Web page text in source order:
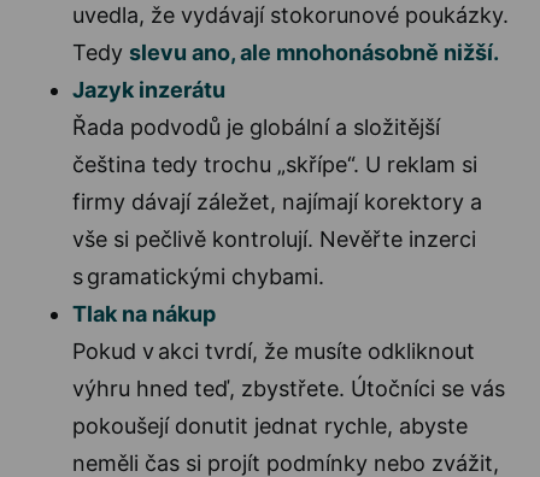
uvedla, že vydávají stokorunové poukázky.
Tedy slevu ano, ale mnohonásobně nižší.
Jazyk inzerátu
Řada podvodů je globální a složitější
čeština tedy trochu „skřípe“. U reklam si
firmy dávají záležet, najímají korektory a
vše si pečlivě kontrolují. Nevěřte inzerci
s gramatickými chybami.
Tlak na nákup
Pokud v akci tvrdí, že musíte odkliknout
výhru hned teď, zbystřete. Útočníci se vás
pokoušejí donutit jednat rychle, abyste
neměli čas si projít podmínky nebo zvážit,